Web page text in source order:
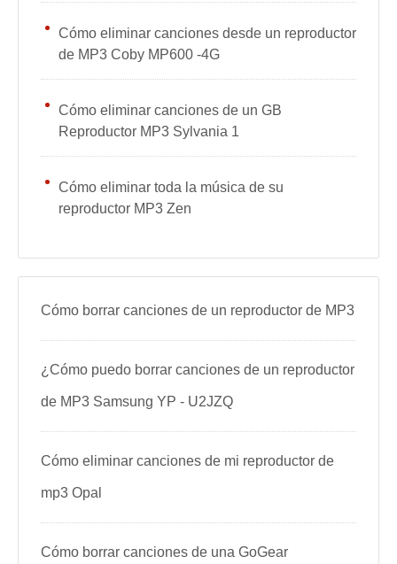
Cómo eliminar canciones desde un reproductor
de MP3 Coby MP600 -4G
Cómo eliminar canciones de un GB
Reproductor MP3 Sylvania 1
Cómo eliminar toda la música de su
reproductor MP3 Zen
Cómo borrar canciones de un reproductor de MP3
¿Cómo puedo borrar canciones de un reproductor
de MP3 Samsung YP - U2JZQ
Cómo eliminar canciones de mi reproductor de
mp3 Opal
Cómo borrar canciones de una GoGear